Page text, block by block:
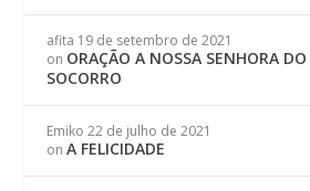
afita 19 de setembro de 2021
on ORAÇÃO A NOSSA SENHORA DO
SOCORRO
Emiko 22 de julho de 2021
onA FELICIDADE